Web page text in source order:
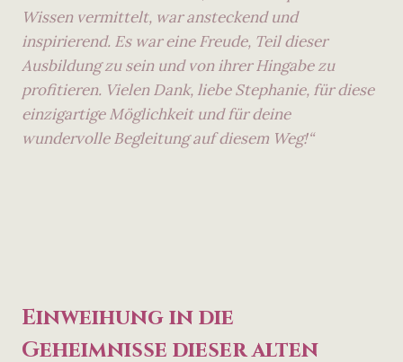
Wissen vermittelt, war ansteckend und
inspirierend. Es war eine Freude, Teil dieser
Ausbildung zu sein und von ihrer Hingabe zu
profitieren. Vielen Dank, liebe Stephanie, für diese
einzigartige Möglichkeit und für deine
wundervolle Begleitung auf diesem Weg!“
Einweihung in die
Geheimnisse dieser alten